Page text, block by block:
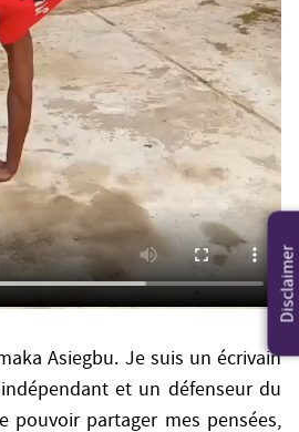
Asiegbu. Je suis un écrivain
et un défenseur du
pouvoir partager mes pensées,
Disclaimer